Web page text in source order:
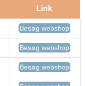
Link
Besøg webshop
Besøg webshop
Besøg webshop